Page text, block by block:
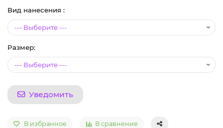
Вид нанесения :
Размер:
Уведомить
В избранное В сравнение